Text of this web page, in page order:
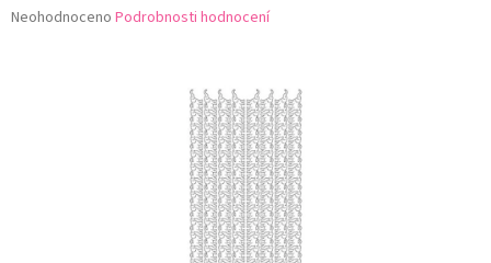
Průměrné
Neohodnoceno Podrobnosti hodnocení